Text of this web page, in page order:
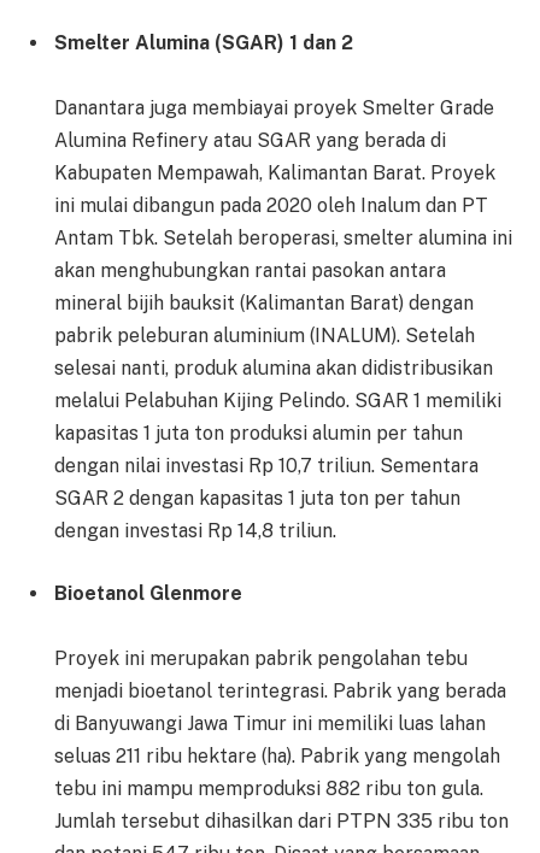
Smelter Alumina (SGAR) 1 dan 2
Danantara juga membiayai proyek Smelter Grade
Alumina Refinery atau SGAR yang berada di
Kabupaten Mempawah, Kalimantan Barat. Proyek
ini mulai dibangun pada 2020 oleh Inalum dan PT
Antam Tbk. Setelah beroperasi, smelter alumina ini
akan menghubungkan rantai pasokan antara
mineral bijih bauksit (Kalimantan Barat) dengan
pabrik peleburan aluminium (INALUM). Setelah
selesai nanti, produk alumina akan didistribusikan
melalui Pelabuhan Kijing Pelindo. SGAR 1 memiliki
kapasitas 1 juta ton produksi alumin per tahun
dengan nilai investasi Rp 10,7 triliun. Sementara
SGAR 2 dengan kapasitas 1 juta ton per tahun
dengan investasi Rp 14,8 triliun.
Bioetanol Glenmore
Proyek ini merupakan pabrik pengolahan tebu
menjadi bioetanol terintegrasi. Pabrik yang berada
di Banyuwangi Jawa Timur ini memiliki luas lahan
seluas 211 ribu hektare (ha). Pabrik yang mengolah
tebu ini mampu memproduksi 882 ribu ton gula.
Jumlah tersebut dihasilkan dari PTPN 335 ribu ton